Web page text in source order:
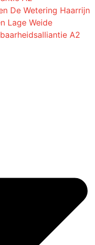
De Wetering Haarrijn
Lage Weide
A2